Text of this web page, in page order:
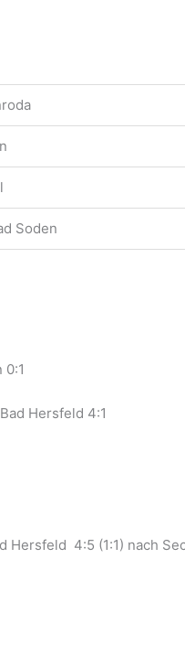
Soden
0:1
Hersfeld 4:1
Hersfeld 4:5 (1:1) nach